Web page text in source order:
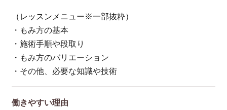
（レッスンメニュー※一部抜粋）
・もみ方の基本
・施術手順や段取り
・もみ方のバリエーション
・その他、必要な知識や技術
働きやすい理由